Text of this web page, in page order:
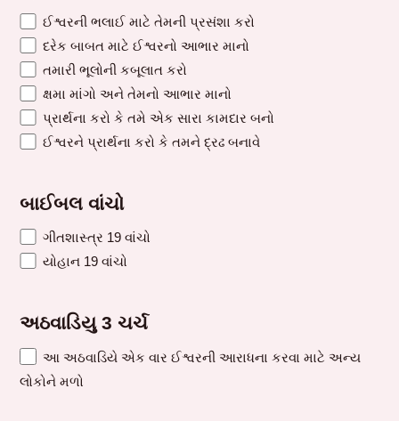
ઈશ્વરની ભલાઈ માટે તેમની પ્રસંશા કરો
દરેક બાબત માટે ઈશ્વરનો આભાર માનો
તમારી ભૂલોની કબૂલાત કરો
ક્ષમા માંગો અને તેમનો આભાર માનો
પ્રાર્થના કરો કે તમે એક સારા કામદાર બનો
ઈશ્વરને પ્રાર્થના કરો કે તમને દ્રઢ બનાવે
બાઈબલ વાંચો
ગીતશાસ્ત્ર 19 વાંચો
યોહાન 19 વાંચો
અઠવાડિયુ 3 ચર્ચ
આ અઠવાડિયે એક વાર ઈશ્વરની આરાધના કરવા માટે અન્ય
લોકોને મળો